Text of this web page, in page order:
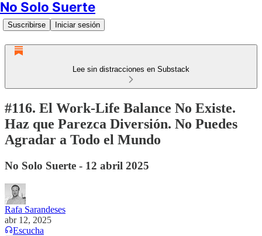
No Solo Suerte
Suscribirse Iniciar sesión
Lee sin distracciones en Substack
#116. El Work-Life Balance No Existe.
Haz que Parezca Diversión. No Puedes
Agradar a Todo el Mundo
No Solo Suerte - 12 abril 2025
Rafa Sarandeses
abr 12, 2025
Escucha